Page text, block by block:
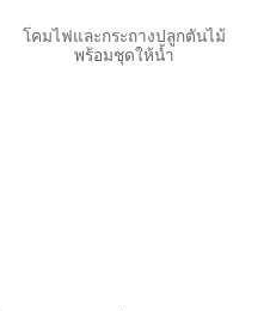
โคมไฟและกระถางปลูกตันไม้
พร้อมชุดให้น้ำ